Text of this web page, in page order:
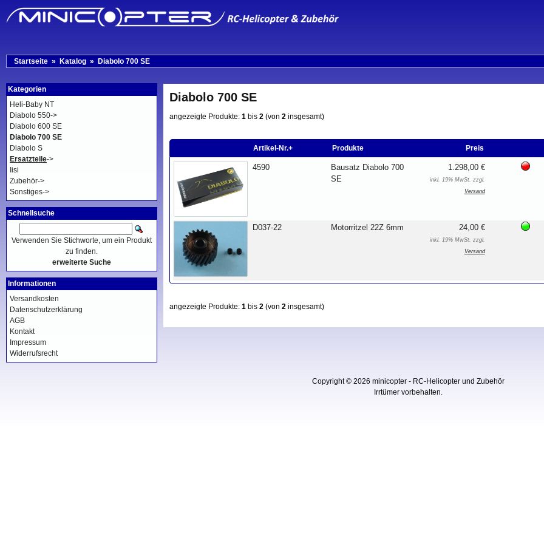
Startseite » Katalog » Diabolo 700 SE
Diabolo 700 SE
angezeigte Produkte: 1bis 2(von 2insgesamt)
Artikel-Nr.+ Produkte Preis
4590
Bausatz Diabolo 700
SE
1.298,00 €
inkl. 19% MwSt. zzgl.
Versand
D037-22 Motorritzel 22Z 6mm 24,00 €
inkl. 19% MwSt. zzgl.
Versand
angezeigte Produkte: 1bis 2(von 2insgesamt)
Kategorien
Heli-Baby NT
Diabolo 550->
Diabolo 600 SE
Diabolo 700 SE
Diabolo S
Ersatzteile->
Iisi
Zubehör->
Sonstiges->
Schnellsuche
Verwenden Sie Stichworte, um ein Produkt
zu finden.
erweiterte Suche
Informationen
Versandkosten
Datenschutzerklärung
AGB
Kontakt
Impressum
Widerrufsrecht
Copyright © 2026 minicopter - RC-Helicopter und Zubehör
Irrtümer vorbehalten.